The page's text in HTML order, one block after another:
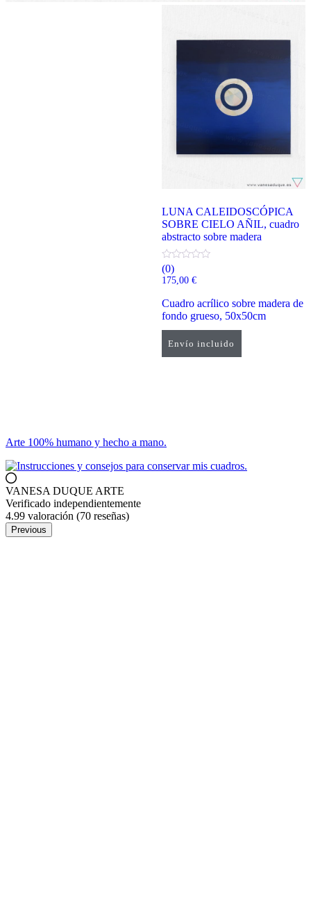
Envío incluido
LUNA CALEIDOSCÓPICA
SOBRE CIELO AÑIL, cuadro
abstracto sobre madera
(0)
175,00 €
Cuadro acrílico sobre madera de
fondo grueso, 50x50cm
Arte 100% humano y hecho a mano.
VANESA DUQUE ARTE
Verificado independientemente
4.99 valoración (70 reseñas)
Previous